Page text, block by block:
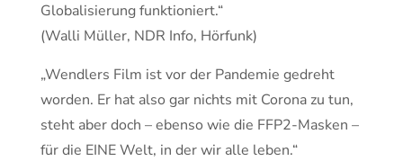
Globalisierung funktioniert.“
(Walli Müller, NDR Info, Hörfunk)
„Wendlers Film ist vor der Pandemie gedreht
worden. Er hat also gar nichts mit Corona zu tun,
steht aber doch – ebenso wie die FFP2-Masken –
für die EINE Welt, in der wir alle leben.“